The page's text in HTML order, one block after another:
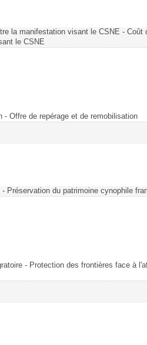
la manifestation visant le CSNE - Coût
le CSNE
Offre de repérage et de remobilisation
Préservation du patrimoine cynophile
- Protection des frontières face à